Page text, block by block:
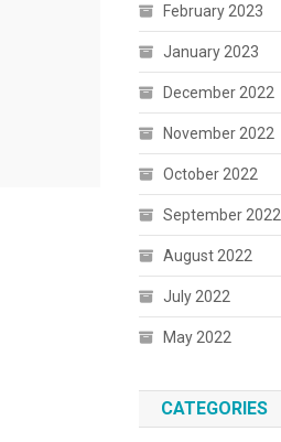
February 2023
January 2023
December 2022
November 2022
October 2022
September 2022
August 2022
July 2022
May 2022
CATEGORIES